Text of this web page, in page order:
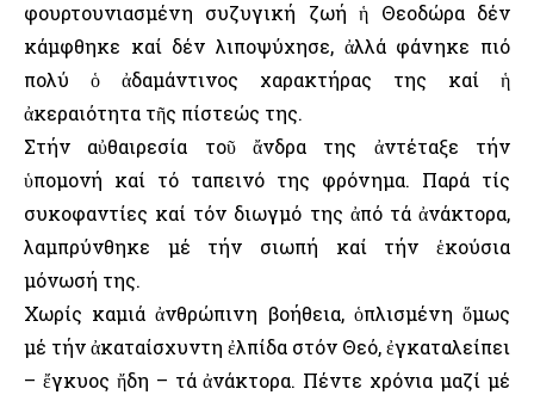
φουρτουνιασμένη συζυγική ζωή ἡ Θεοδώρα δέν
κάμφθηκε καί δέν λιποψύχησε, ἀλλά φάνηκε πιό
πολύ ὁ ἀδαμάντινος χαρακτήρας της καί ἡ
ἀκεραιότητα τῆς πίστεώς της.
Στήν αὐθαιρεσία τοῦ ἄνδρα της ἀντέταξε τήν
ὑπομονή καί τό ταπεινό της φρόνημα. Παρά τίς
συκοφαντίες καί τόν διωγμό της ἀπό τά ἀνάκτορα,
λαμπρύνθηκε μέ τήν σιωπή καί τήν ἑκούσια
μόνωσή της.
Χωρίς καμιά ἀνθρώπινη βοήθεια, ὁπλισμένη ὅμως
μέ τήν ἀκαταίσχυντη ἐλπίδα στόν Θεό, ἐγκαταλείπει
– ἔγκυος ἤδη – τά ἀνάκτορα. Πέντε χρόνια μαζί μέ